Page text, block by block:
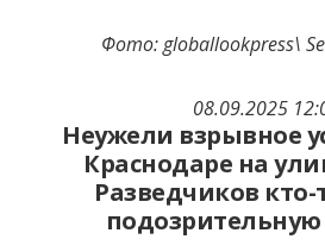
08.09.2025
Неужели взрывное
Краснодаре на
Разведчиков кто-
подозрительную
Фото: globallookpress\